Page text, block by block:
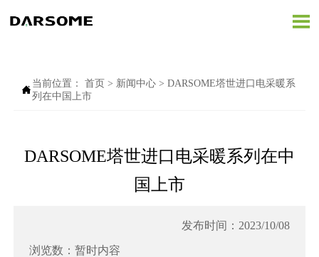


当前位置： 首页 > 新闻中心> DARSOME塔世进口电采暖系
列在中国上市
DARSOME塔世进口电采暖系列在中
国上市
发布时间：2023/10/08
浏览数：暂时内容